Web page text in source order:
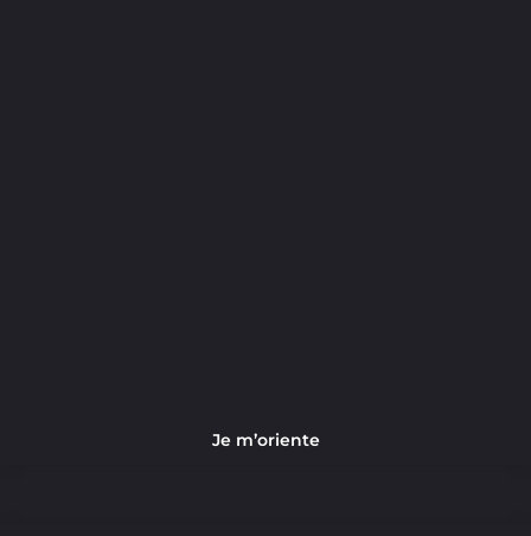
Je m’oriente